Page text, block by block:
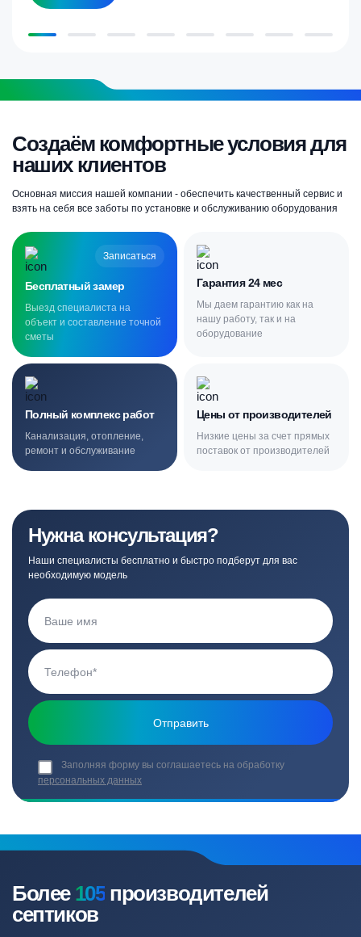
Создаём комфортные условия для
наших клиентов
Основная миссия нашей компании - обеспечить качественный сервис и
взять на себя все заботы по установке и обслуживанию оборудования
Записаться
Бесплатный замер
Выезд специалиста на
объект и составление точной
сметы
Гарантия 24 мес
Мы даем гарантию как на
нашу работу, так и на
оборудование
Полный комплекс работ
Канализация, отопление,
ремонт и обслуживание
Цены от производителей
Низкие цены за счет прямых
поставок от производителей
Нужна консультация?
Наши специалисты бесплатно и быстро подберут для вас
необходимую модель
Заполняя форму вы соглашаетесь на обработку
персональных данных
Более 105 производителей
септиков